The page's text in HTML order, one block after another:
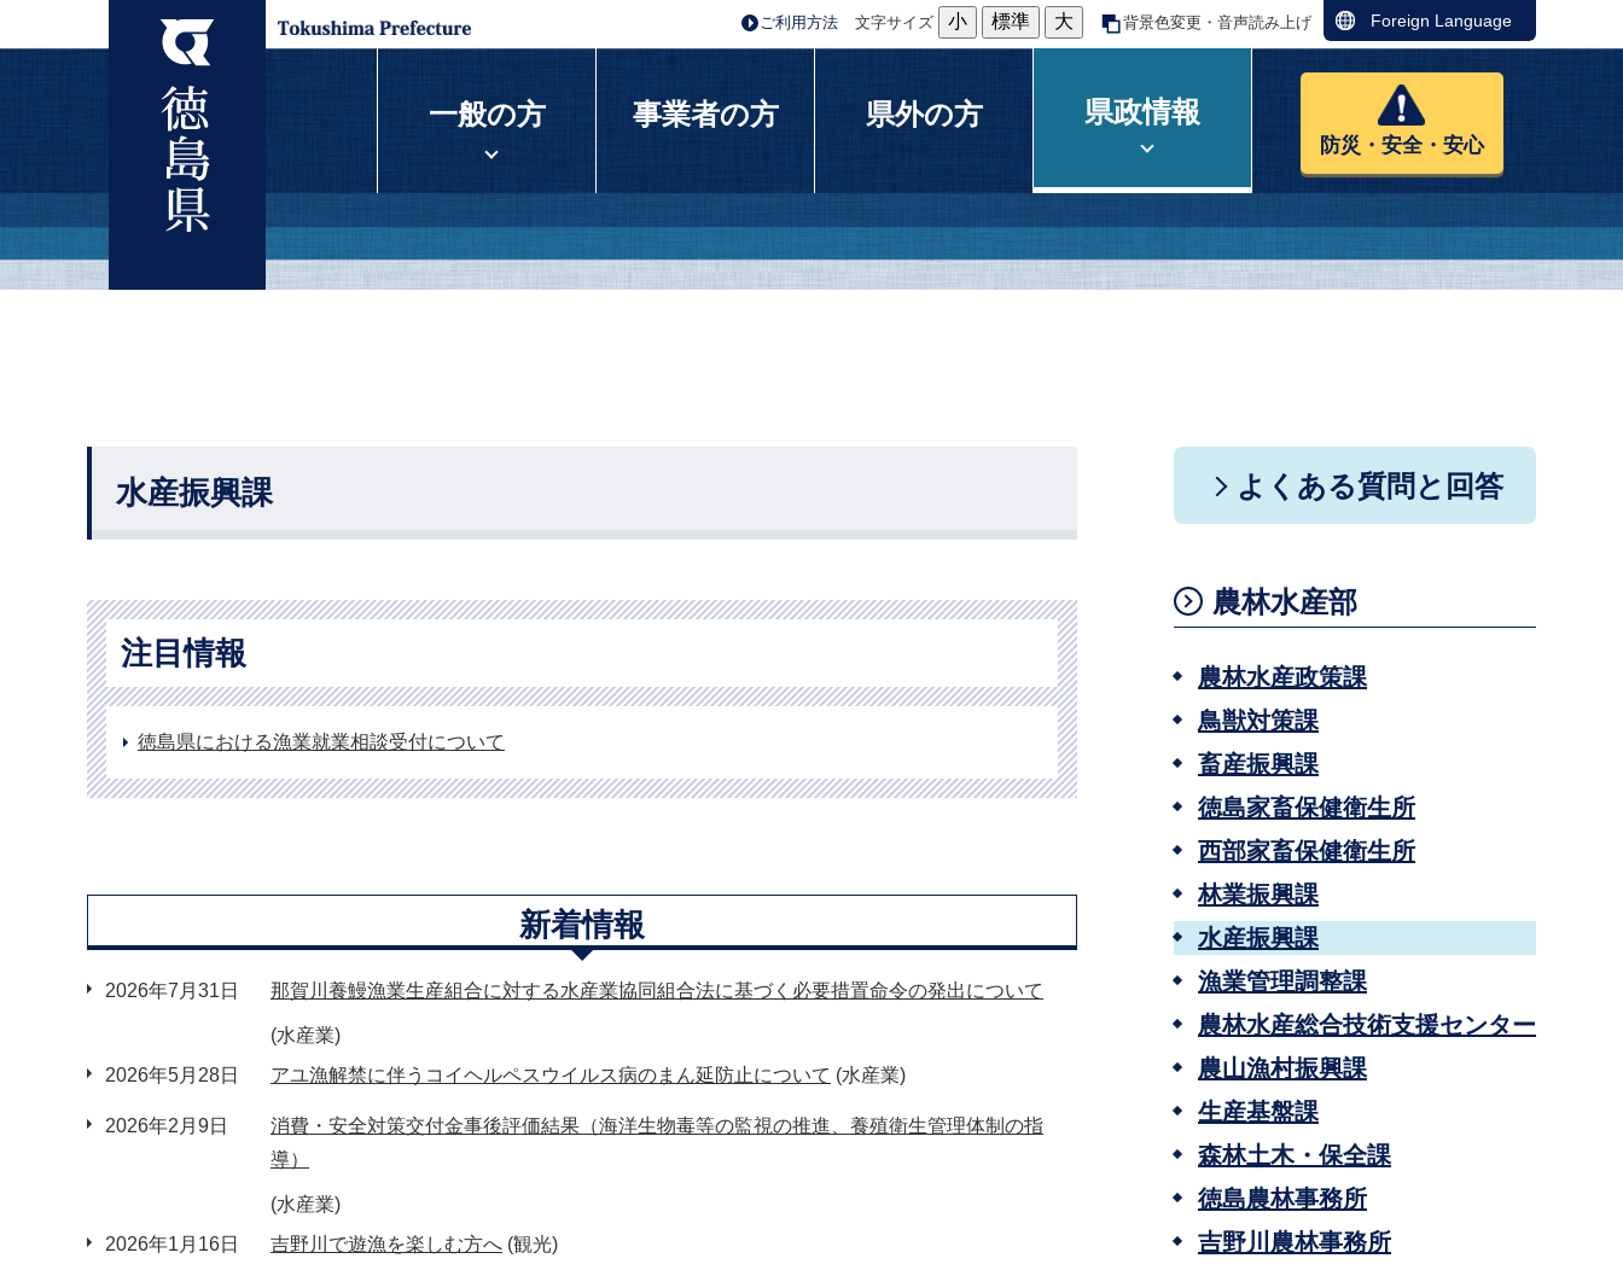
ご利用方法 文字サイズ 小 標準 大 背景色変更・音声読み上げ Foreign Language
一般の方 事業者の方 県外の方 県政情報
防災・安全・安心
水産振興課
注目情報
徳島県における漁業就業相談受付について
新着情報
2026年7月31日 那賀川養鰻漁業生産組合に対する水産業協同組合法に基づく必要措置命令の発出について
(水産業)
2026年5月28日
アユ漁解禁に伴うコイヘルペスウイルス病のまん延防止について (水産業)
2026年2月9日
消費・安全対策交付金事後評価結果（海洋生物毒等の監視の推進、養殖衛生管理体制の指
導）
(水産業)
2026年1月16日
吉野川で遊漁を楽しむ方へ (観光)
よくある質問と回答
農林水産部
農林水産政策課
鳥獣対策課
畜産振興課
徳島家畜保健衛生所
西部家畜保健衛生所
林業振興課
水産振興課
漁業管理調整課
農林水産総合技術支援センター
農山漁村振興課
生産基盤課
森林土木・保全課
徳島農林事務所
吉野川農林事務所